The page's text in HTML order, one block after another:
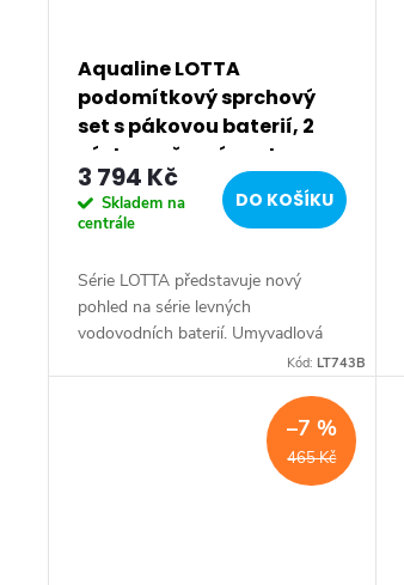
Aqualine LOTTA
podomítkový sprchový
set s pákovou baterií, 2
výstupy, černá mat
LT743B
3 794 Kč
Skladem na
centrále
DO KOŠÍKU
Série LOTTA představuje nový
pohled na série levných
vodovodních baterií. Umyvadlová
stojánková baterie má dostatečnou
pohodlné omytí rukou. Série:...
Kód:LT743B
465 Kč
–7 %